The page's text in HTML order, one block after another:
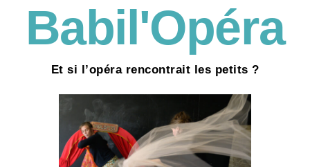
Babil'Opéra
Et si l’opéra rencontrait les petits ?